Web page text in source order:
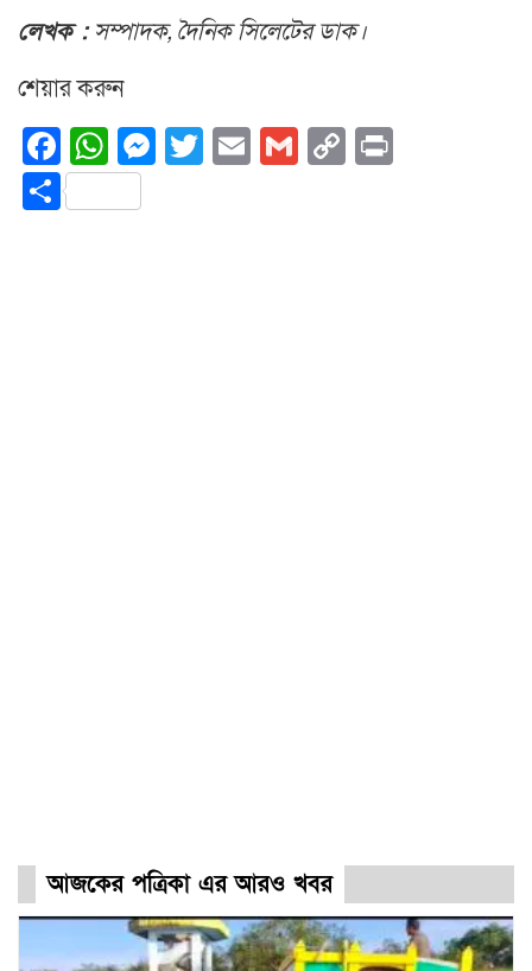
লেখক :সম্পাদক, দৈনিক সিলেটের ডাক।
শেয়ার করুন
Facebook
WhatsApp
Messenger
Twitter
EmailGmail
Copy
Share
আজকের পত্রিকা এর আরও খবর